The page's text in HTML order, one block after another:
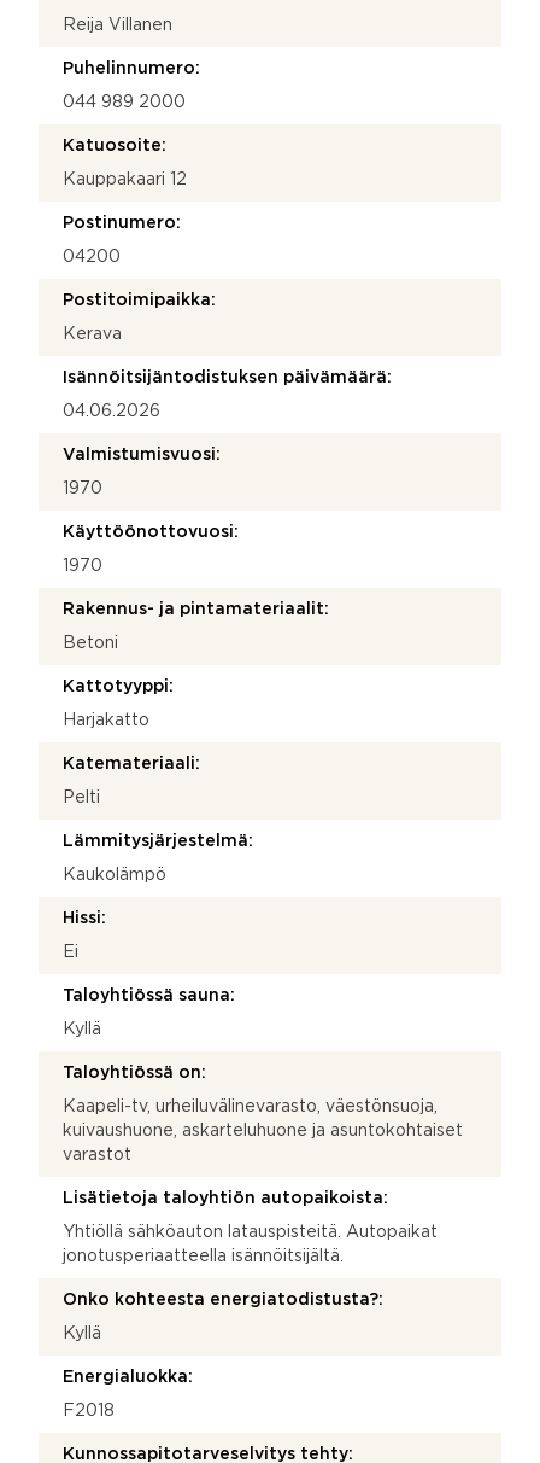
Reija Villanen
Puhelinnumero:
044 989 2000
Katuosoite:
Kauppakaari 12
Postinumero:
04200
Postitoimipaikka:
Kerava
Isännöitsijäntodistuksen päivämäärä:
04.06.2026
Valmistumisvuosi:
1970
Käyttöönottovuosi:
1970
Rakennus- ja pintamateriaalit:
Betoni
Kattotyyppi:
Harjakatto
Katemateriaali:
Pelti
Lämmitysjärjestelmä:
Kaukolämpö
Hissi:
Ei
Taloyhtiössä sauna:
Kyllä
Taloyhtiössä on:
Kaapeli-tv, urheiluvälinevarasto, väestönsuoja,
kuivaushuone, askarteluhuone ja asuntokohtaiset
varastot
Lisätietoja taloyhtiön autopaikoista:
Yhtiöllä sähköauton latauspisteitä. Autopaikat
jonotusperiaatteella isännöitsijältä.
Onko kohteesta energiatodistusta?:
Kyllä
Energialuokka:
F2018
Kunnossapitotarveselvitys tehty: